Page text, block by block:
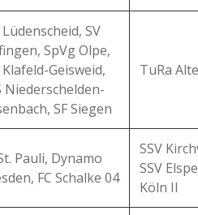
Lüdenscheid, SV
SpVg Olpe,
Geisweid,
Niederschelden-
SF Siegen
TuRa
Pauli, Dynamo
FC Schalke 04
SSV
SSV
Köln II